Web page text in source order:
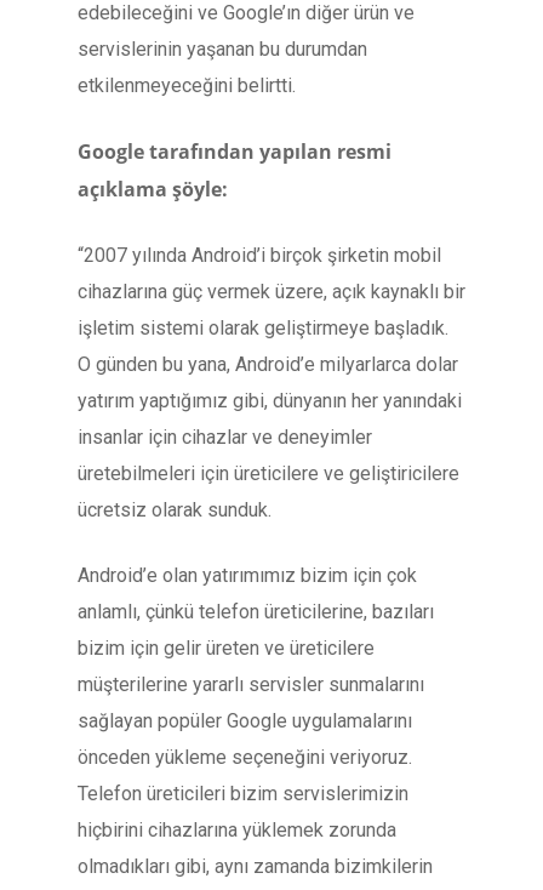
edebileceğini ve Google’ın diğer ürün ve
servislerinin yaşanan bu durumdan
etkilenmeyeceğini belirtti.
Google tarafından yapılan resmi
açıklama şöyle:
“2007 yılında Android’i birçok şirketin mobil
cihazlarına güç vermek üzere, açık kaynaklı bir
işletim sistemi olarak geliştirmeye başladık.
O günden bu yana, Android’e milyarlarca dolar
yatırım yaptığımız gibi, dünyanın her yanındaki
insanlar için cihazlar ve deneyimler
üretebilmeleri için üreticilere ve geliştiricilere
ücretsiz olarak sunduk.
Android’e olan yatırımımız bizim için çok
anlamlı, çünkü telefon üreticilerine, bazıları
bizim için gelir üreten ve üreticilere
müşterilerine yararlı servisler sunmalarını
sağlayan popüler Google uygulamalarını
önceden yükleme seçeneğini veriyoruz.
Telefon üreticileri bizim servislerimizin
hiçbirini cihazlarına yüklemek zorunda
olmadıkları gibi, aynı zamanda bizimkilerin